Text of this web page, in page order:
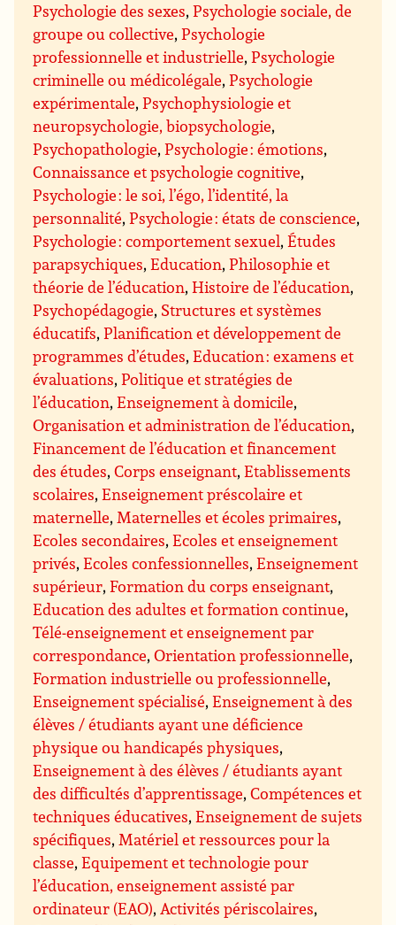
Psychologie des sexes,Psychologie sociale, de
groupe ou collective,Psychologie
professionnelle et industrielle,Psychologie
criminelle ou médicolégale,Psychologie
expérimentale,Psychophysiologie et
neuropsychologie, biopsychologie,
Psychopathologie,Psychologie : émotions,
Connaissance et psychologie cognitive,
Psychologie : le soi, l’égo, l’identité, la
personnalité,Psychologie : états de conscience,
Psychologie : comportement sexuel,Études
parapsychiques,Education,Philosophie et
théorie de l’éducation,Histoire de l’éducation,
Psychopédagogie, Structures et systèmes
éducatifs,Planification et développement de
programmes d’études,Education : examens et
évaluations,Politique et stratégies de
l’éducation,Enseignement à domicile,
Organisation et administration de l’éducation,
Financement de l’éducation et financement
des études,Corps enseignant,Etablissements
scolaires,Enseignement préscolaire et
maternelle,Maternelles et écoles primaires,
Ecoles secondaires,Ecoles et enseignement
privés,Ecoles confessionnelles,Enseignement
supérieur,Formation du corps enseignant,
Education des adultes et formation continue,
Télé-enseignement et enseignement par
correspondance,Orientation professionnelle,
Formation industrielle ou professionnelle,
Enseignement spécialisé,Enseignement à des
élèves / étudiants ayant une déficience
physique ou handicapés physiques,
Enseignement à des élèves / étudiants ayant
des difficultés d’apprentissage,Compétences et
techniques éducatives,Enseignement de sujets
spécifiques,Matériel et ressources pour la
classe,Equipement et technologie pour
l’éducation, enseignement assisté par
ordinateur (EAO),Activités périscolaires,